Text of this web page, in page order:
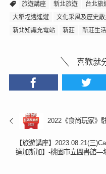
旅遊講座
新北旅遊 台北旅
大稻埕逍遙遊
文化采風及歷史
新北知識充電站
新莊 新莊生
喜歡就
2022《食尚玩家》
【旅遊講座】2023.08.21(三
達加斯加】-桃園市立圖書館—